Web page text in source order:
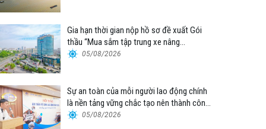
Gia hạn thời gian nộp hồ sơ đề xuất Gói
thầu “Mua sắm tập trung xe nâng
container thuộc Tổng công ty Hàng hải
05/08/2026
Sự an toàn của mỗi người lao động chính
là nền tảng vững chắc tạo nên thành công
của Cảng Đà Nẵng
05/08/2026